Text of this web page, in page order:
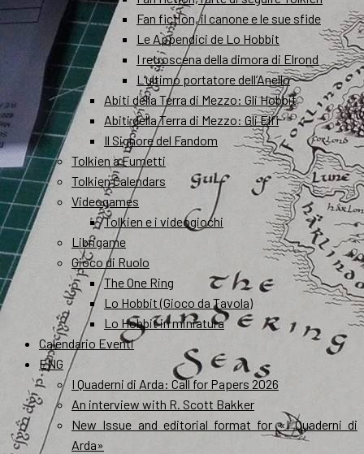
Fan fiction, il canone e le sue sfide
Le Appendici de Lo Hobbit
I retroscena della dimora di Elrond
L’ultimo portatore dell’Anello
Abiti della Terra di Mezzo: Gli Hobbit
Abiti della Terra di Mezzo: Gli Elfi
Il Signore del Fandom
Tolkien a Fumetti
Tolkien Calendars
Videogames
Tolkien e i videogiochi
Librigame
Gioco di Ruolo
The One Ring
Lo Hobbit (Gioco da Tavola)
Lo Hobbit in miniatura
Calendario Eventi
ENG
I Quaderni di Arda: Call for Papers 2026
An interview with R. Scott Bakker
New Issue and editorial format for «I Quaderni di
Arda»